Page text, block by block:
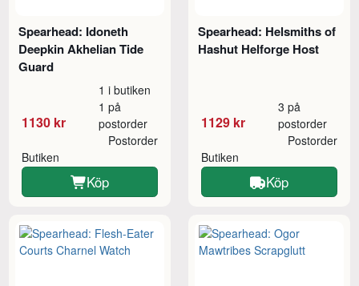
Spearhead: Idoneth
Deepkin Akhelian Tide
Guard
1130 kr
1 i butiken
1 på
postorder
Butiken
Postorder
Köp
Spearhead: Helsmiths of
Hashut Helforge Host
1129 kr
3 på
postorder
Butiken
Postorder
Köp